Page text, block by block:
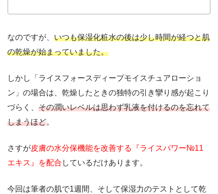
なのですが、 いつも保湿化粧水の後は少し時間が経つと肌
の乾燥が始まっていました。
しかし「ライスフォースディープモイスチュアローショ
ン」の場合は、乾燥したときの独特の引き攣り感が起こり
づらく、 その潤いレベルは思わず乳液を付けるのを忘れて
しまうほど。
さすが皮膚の水分保機能を改善する『ライスパワー№11
エキス』を配合 しているだけあります。
今回は筆者の肌で1週間、そして保湿力のテストとして乾